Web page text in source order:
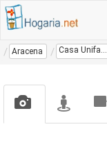
Aracena Casa Unifamiliar